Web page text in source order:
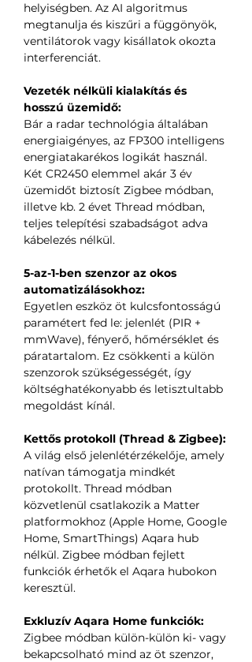
helyiségben. Az AI algoritmus
megtanulja és kiszűri a függönyök,
ventilátorok vagy kisállatok okozta
interferenciát.
Vezeték nélküli kialakítás és
hosszú üzemidő:
Bár a radar technológia általában
energiaigényes, az FP300 intelligens
energiatakarékos logikát használ.
Két CR2450 elemmel akár 3 év
üzemidőt biztosít Zigbee módban,
illetve kb. 2 évet Thread módban,
teljes telepítési szabadságot adva
kábelezés nélkül.
5-az-1-ben szenzor az okos
automatizálásokhoz:
Egyetlen eszköz öt kulcsfontosságú
paramétert fed le: jelenlét (PIR +
mmWave), fényerő, hőmérséklet és
páratartalom. Ez csökkenti a külön
szenzorok szükségességét, így
költséghatékonyabb és letisztultabb
megoldást kínál.
Kettős protokoll (Thread & Zigbee):
A világ első jelenlétérzékelője, amely
natívan támogatja mindkét
protokollt. Thread módban
közvetlenül csatlakozik a Matter
platformokhoz (Apple Home, Google
Home, SmartThings) Aqara hub
nélkül. Zigbee módban fejlett
funkciók érhetők el Aqara hubokon
keresztül.
Exkluzív Aqara Home funkciók:
Zigbee módban külön-külön ki- vagy
bekapcsolható mind az öt szenzor,